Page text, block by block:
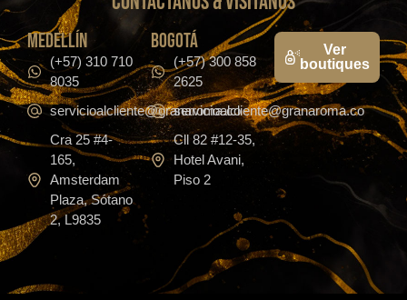
medellín
(+57) 310 710
8035
servicioalcliente@granaroma.co
Cra 25 #4-
165,
Amsterdam
Plaza, Sótano
2, L9835
bogotá
(+57) 300 858
2625
servicioalcliente@granaroma.co
Cll 82 #12-35,
Hotel Avani,
Piso 2
Ver
boutiques